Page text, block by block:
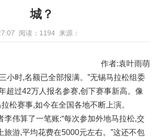
城？
阅读：1194 来源：
作者:袁叶雨萌
小时,名额已全部报满。”无锡马拉松组委
超过42万人报名参赛,创下赛事新高。像
松赛事,如今在全国各地不断上演。
李伟算了一笔账:“每次参加外地马拉松,交
旅游,平均花费在5000元左右。”这还不包